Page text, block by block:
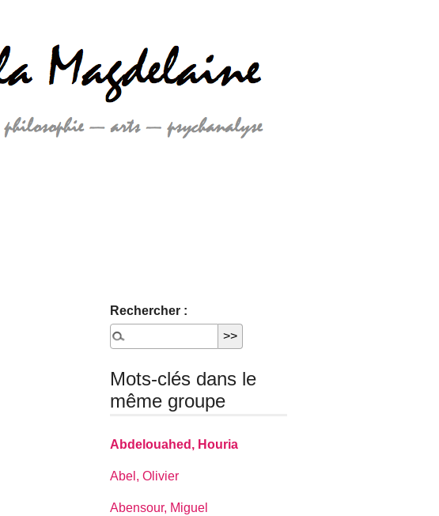
Rechercher :
Mots-clés dans le
même groupe
Abdelouahed, Houria
Abel, Olivier
Abensour, Miguel